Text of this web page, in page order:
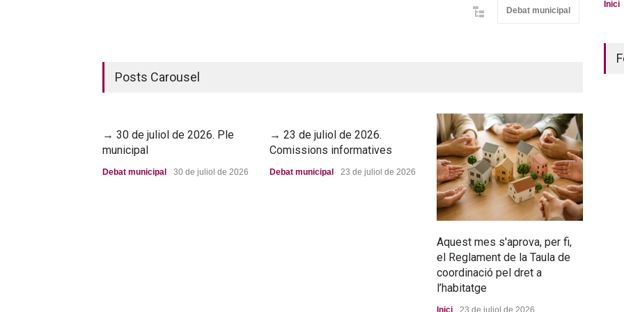
Debat municipal
Posts Carousel
→ 30 de juliol de 2026. Ple
municipal
Debat municipal 30 de juliol de 2026
→ 23 de juliol de 2026.
Comissions informatives
Debat municipal 23 de juliol de 2026
Aquest mes s'aprova, per fi,
el Reglament de la Taula de
coordinació pel dret a
l’habitatge
Inici 23 de juliol de 2026
Inici